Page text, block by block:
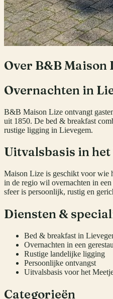
Over B&B Maison
Overnachten in
B&B Maison Lize ontvangt
uit 1850. De bed & breakfast
rustige ligging in Lievegem.
Uitvalsbasis in
Maison Lize is geschikt voor wie
in de regio wil overnachten in
sfeer is persoonlijk, rustig en
Diensten &
Bed & breakfast in
Overnachten in een
Rustige landelijke ligging
Persoonlijke ontvangst
Uitvalsbasis voor het
Categorieën